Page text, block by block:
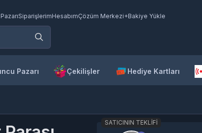
SiparişlerimHesabımÇözüm Merkezi+Bakiye Yükle
Pazarı Çekilişler Hediye Kartları
SATICININ TEKLIFI